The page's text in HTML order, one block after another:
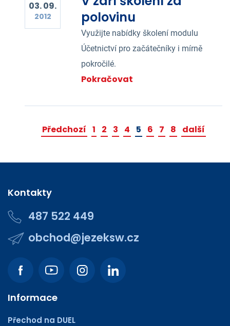
03. 09.
2012
polovinu
Využijte nabídky školení modulu
Účetnictví pro začátečníky i mírně
pokročilé.
Pokračovat
Předchozí 1 2 3 4 5 6 7 8 další
Kontakty
487 522 449
obchod@jezeksw.cz
Informace
Přechod na DUEL